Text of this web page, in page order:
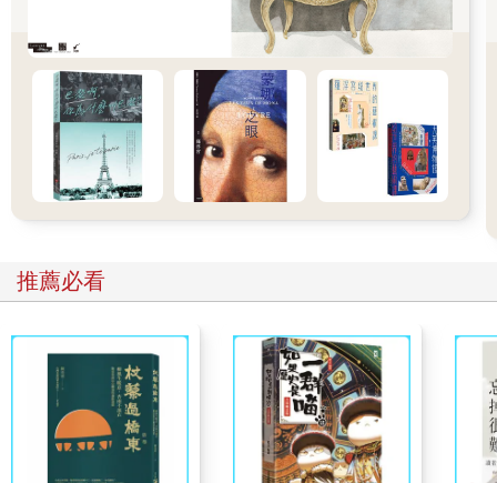
力；極權國家則以少數統治者的權力決定人們命運。
在極端的條件下，人們追求的烏托邦（utopia）都有可能成為「反
烏托邦」（dystopia）。這兩種世界都是創造出來的虛擬世界，用
來質疑、批判、投射或比對當下世界的問題。
探討反烏托邦議題的目的，是為了引發對現實問題的思考，而非
煽動不良情緒或行為。
推薦必看